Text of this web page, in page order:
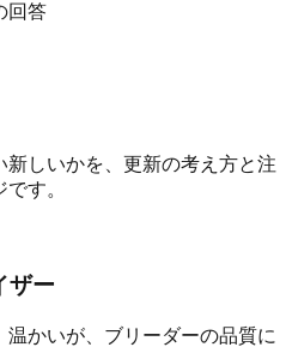
回答
新しいかを、更新の考え方と注
す。
ザー
かいが、ブリーダーの品質に